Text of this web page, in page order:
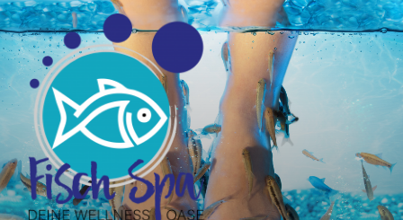
Zum
Inhalt
springen